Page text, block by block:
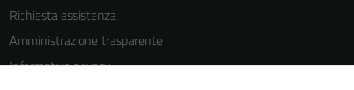
Richiesta assistenza
Amministrazione trasparente
Informativa privacy
estesa per i